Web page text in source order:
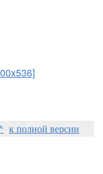
к полной версии